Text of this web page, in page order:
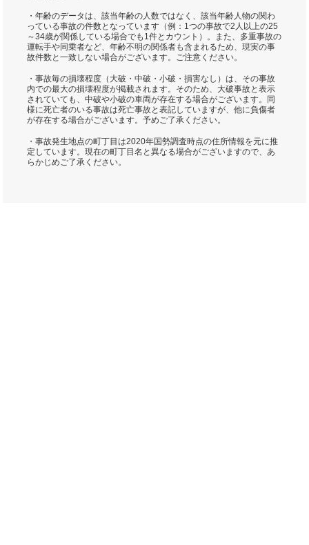
・年齢のデータは、該当年齢の人数ではなく、該当年齢人物の関わ
っている事故の件数となっています（例：1つの事故で2人以上の25
～34歳が関係している場合でも1件とカウント）。また、多重事故の
運転手や同乗者など、年齢不明の関係者も含まれるため、現実の事
故件数と一致しない場合がございます。ご注意ください。
・事故毎の損壊程度（大破・中破・小破・損害なし）は、その事故
内での最大の損壊程度が掲載されます。そのため、大破事故と表示
されていても、中破や小破の車両が存在する場合がございます。同
様に死亡者のいる事故は死亡事故と表記していますが、他に負傷者
が存在する場合がございます。予めご了承ください。
・事故発生地点の町丁目は2020年国勢調査時点の住所情報を元に推
定しています。現在の町丁目名と異なる場合がございますので、あ
らかじめご了承ください。